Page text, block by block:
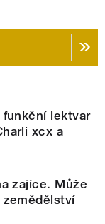
funkční lektvar
xcx a
zajíce. Může